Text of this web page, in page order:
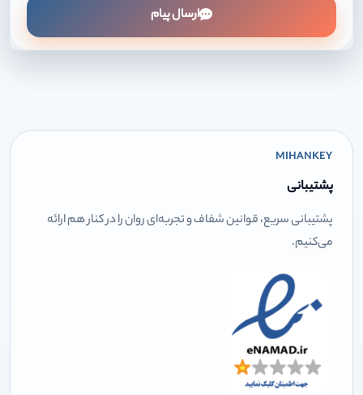
ارسال پیام
MIHANKEY
پشتیبانی
پشتیبانی سریع، قوانین شفاف و تجربه‌ای روان را در کنار هم ارائه
می‌کنیم.